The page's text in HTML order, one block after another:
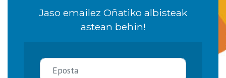
Jaso emailez Oñatiko albisteak
astean behin!